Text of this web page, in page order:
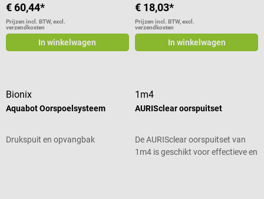
€ 60,44*
Prijzen incl. BTW, excl.
verzendkosten
In winkelwagen
€ 18,03*
Prijzen incl. BTW, excl.
verzendkosten
In winkelwagen
Bionix
Aquabot Oorspoelsysteem
Drukspuit en opvangbak
1m4
AURISclear oorspuitset
De AURISclear oorspuitset van
1m4 is geschikt voor effectieve en